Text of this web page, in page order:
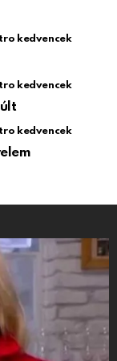
kedvencek
kedvencek
kedvencek